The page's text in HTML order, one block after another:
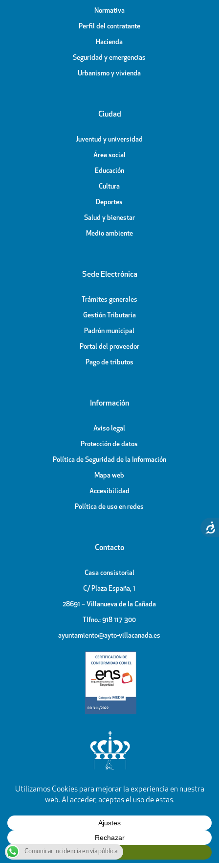
Normativa
Perfil del contratante
Hacienda
Seguridad y emergencias
Urbanismo y vivienda
Ciudad
Juventud y universidad
Área social
Educación
Cultura
Deportes
Salud y bienestar
Medio ambiente
Sede Electrónica
Trámites generales
Gestión Tributaria
Padrón municipal
Portal del proveedor
Pago de tributos
Información
Aviso legal
Protección de datos
Política de Seguridad de la Información
Mapa web
Accesibilidad
Política de uso en redes
Contacto
Casa consistorial
C/ Plaza España, 1
28691 – Villanueva de la Cañada
Tlfno.: 918 117 300
ayuntamiento@ayto-villacanada.es
YouTubeFacebookInstagram
Comunicar incidencia en vía pública